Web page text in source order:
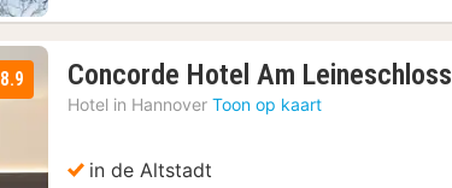
8.9 Concorde Hotel Am Leineschloss
Hotel in Hannover Toon op kaart
in de Altstadt